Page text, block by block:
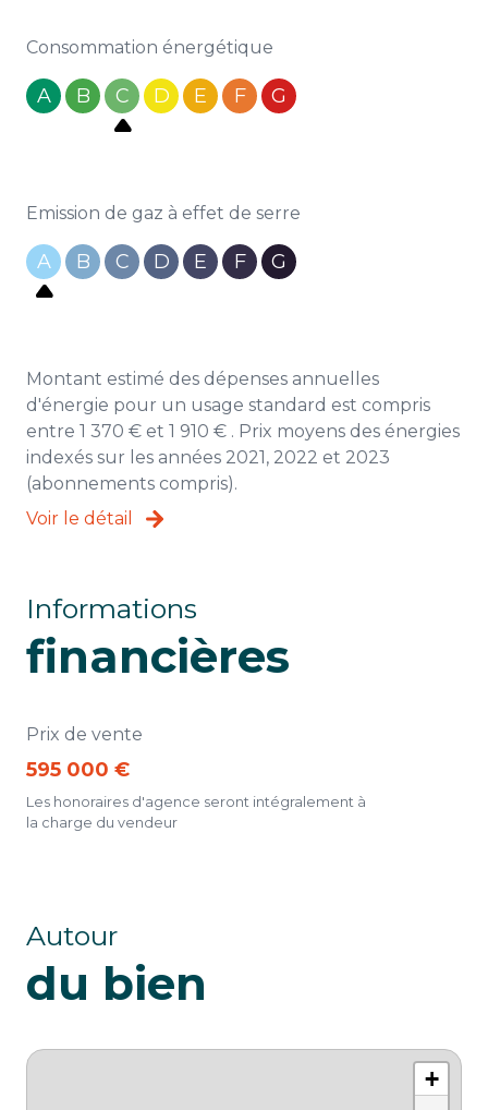
Consommation énergétique
A B C D E F G
Emission de gaz à effet de serre
A B C D E F G
Montant estimé des dépenses annuelles
d'énergie pour un usage standard est compris
entre 1 370 € et 1 910 € . Prix moyens des énergies
indexés sur les années 2021, 2022 et 2023
(abonnements compris).
Voir le détail
Informations
financières
Prix de vente
595 000 €
Les honoraires d'agence seront intégralement à
la charge du vendeur
Autour
du bien
+